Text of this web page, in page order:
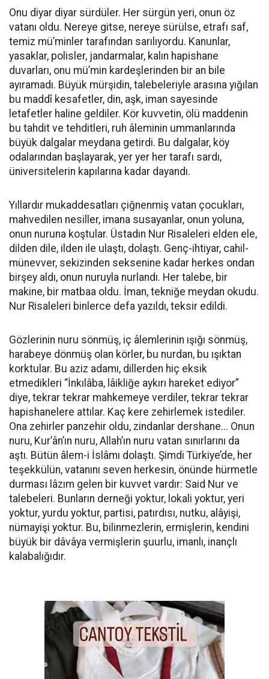
Onu diyar diyar sürdüler. Her sürgün yeri, onun öz
vatanı oldu. Nereye gitse, nereye sürülse, etrafı saf,
temiz mü’minler tarafından sarılıyordu. Kanunlar,
yasaklar, polisler, jandarmalar, kalın hapishane
duvarları, onu mü’min kardeşlerinden bir an bile
ayıramadı. Büyük mürşidin, talebeleriyle arasına yığılan
bu maddî kesafetler, din, aşk, iman sayesinde
letafetler haline geldiler. Kör kuvvetin, ölü maddenin
bu tahdit ve tehditleri, ruh âleminin ummanlarında
büyük dalgalar meydana getirdi. Bu dalgalar, köy
odalarından başlayarak, yer yer her tarafı sardı,
üniversitelerin kapılarına kadar dayandı.
Yıllardır mukaddesatları çiğnenmiş vatan çocukları,
mahvedilen nesiller, imana susayanlar, onun yoluna,
onun nuruna koştular. Üstadın Nur Risaleleri elden ele,
dilden dile, ilden ile ulaştı, dolaştı. Genç-ihtiyar, cahil-
münevver, sekizinden seksenine kadar herkes ondan
birşey aldı, onun nuruyla nurlandı. Her talebe, bir
makine, bir matbaa oldu. İman, tekniğe meydan okudu.
Nur Risaleleri binlerce defa yazıldı, teksir edildi.
Gözlerinin nuru sönmüş, iç âlemlerinin ışığı sönmüş,
harabeye dönmüş olan körler, bu nurdan, bu ışıktan
korktular. Bu aziz adamı, dillerden hiç eksik
etmedikleri “İnkılâba, lâikliğe aykırı hareket ediyor”
diye, tekrar tekrar mahkemeye verdiler, tekrar tekrar
hapishanelere attılar. Kaç kere zehirlemek istediler.
Ona zehirler panzehir oldu, zindanlar dershane... Onun
nuru, Kur’ân’ın nuru, Allah’ın nuru vatan sınırlarını da
aştı. Bütün âlem-i İslâmı dolaştı. Şimdi Türkiye’de, her
teşekkülün, vatanını seven herkesin, önünde hürmetle
durması lâzım gelen bir kuvvet vardır: Said Nur ve
talebeleri. Bunların derneği yoktur, lokali yoktur, yeri
yoktur, yurdu yoktur, partisi, patırdısı, nutku, alâyişi,
nümayişi yoktur. Bu, bilinmezlerin, ermişlerin, kendini
büyük bir dâvâya vermişlerin şuurlu, imanlı, inançlı
kalabalığıdır.